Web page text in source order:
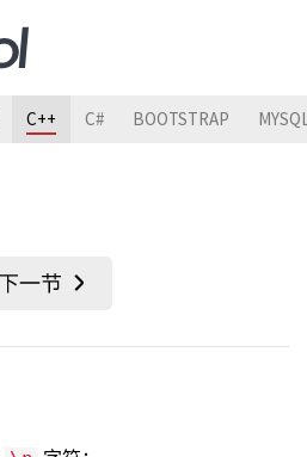
C++ C# BOOTSTRAP